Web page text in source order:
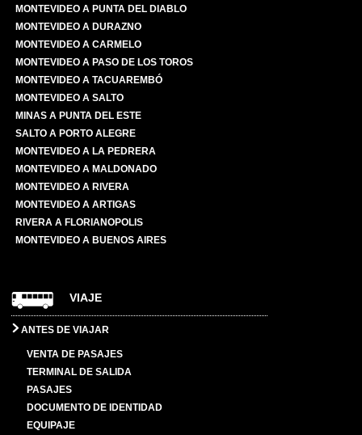
MONTEVIDEO A PUNTA DEL DIABLO
MONTEVIDEO A DURAZNO
MONTEVIDEO A CARMELO
MONTEVIDEO A PASO DE LOS TOROS
MONTEVIDEO A TACUAREMBÓ
MONTEVIDEO A SALTO
MINAS A PUNTA DEL ESTE
SALTO A PORTO ALEGRE
MONTEVIDEO A LA PEDRERA
MONTEVIDEO A MALDONADO
MONTEVIDEO A RIVERA
MONTEVIDEO A ARTIGAS
RIVERA A FLORIANOPOLIS
MONTEVIDEO A BUENOS AIRES
VIAJE
ANTES DE VIAJAR
VENTA DE PASAJES
TERMINAL DE SALIDA
PASAJES
DOCUMENTO DE IDENTIDAD
EQUIPAJE